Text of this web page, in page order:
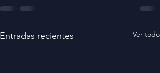
Entradas recientes Ver todo